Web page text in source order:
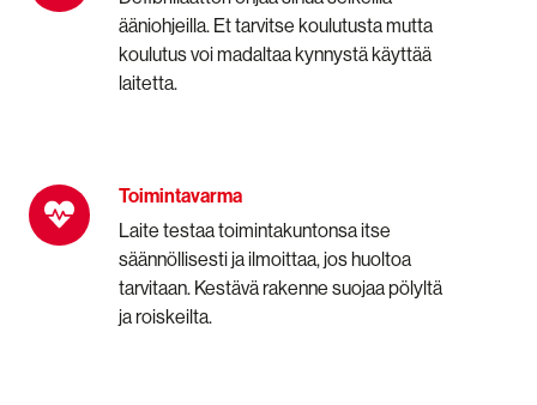
ääniohjeilla. Et tarvitse koulutusta mutta
koulutus voi madaltaa kynnystä käyttää
laitetta.
Toimintavarma
Laite testaa toimintakuntonsa itse
säännöllisesti ja ilmoittaa, jos huoltoa
tarvitaan. Kestävä rakenne suojaa pölyltä
ja roiskeilta.
Toimintavarma